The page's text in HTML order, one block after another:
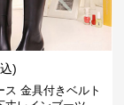
)
ス 金具付きベルト